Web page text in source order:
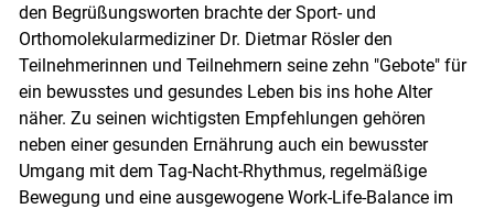
den Begrüßungsworten brachte der Sport- und
Orthomolekularmediziner Dr. Dietmar Rösler den
Teilnehmerinnen und Teilnehmern seine zehn "Gebote" für
ein bewusstes und gesundes Leben bis ins hohe Alter
näher. Zu seinen wichtigsten Empfehlungen gehören
neben einer gesunden Ernährung auch ein bewusster
Umgang mit dem Tag-Nacht-Rhythmus, regelmäßige
Bewegung und eine ausgewogene Work-Life-Balance im